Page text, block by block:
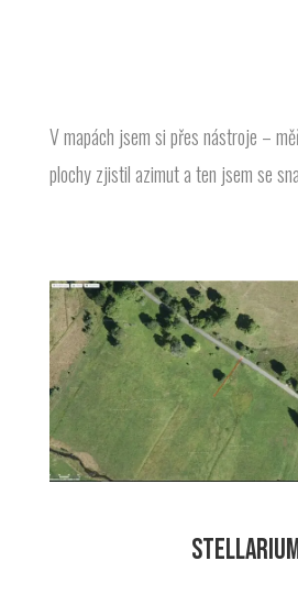
V mapách jsem si přes nástroje –
plochy zjistil azimut a ten jsem se